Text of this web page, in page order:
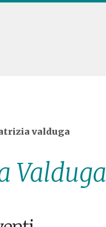
valduga
Valduga